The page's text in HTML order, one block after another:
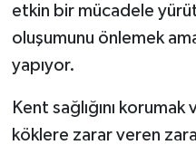
etkin bir mücadele
oluşumunu önlemek
yapıyor.
Kent sağlığını
köklere zarar veren